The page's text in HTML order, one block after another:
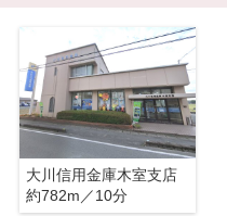
大川信用金庫木室支店
約782m／10分